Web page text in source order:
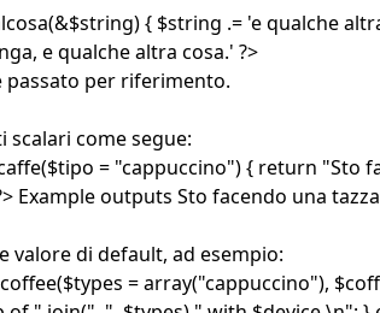
{ $string .= 'e qualche
e qualche altra cosa.' ?>
passato per riferimento.
come segue:
= "cappuccino") { return "Sto
Example outputs Sto facendo una
valore di default, ad esempio:
= array("cappuccino"),